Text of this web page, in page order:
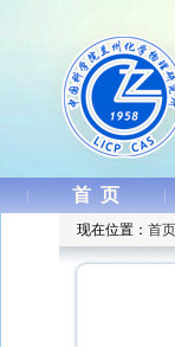
首 页
现在位置： 首页